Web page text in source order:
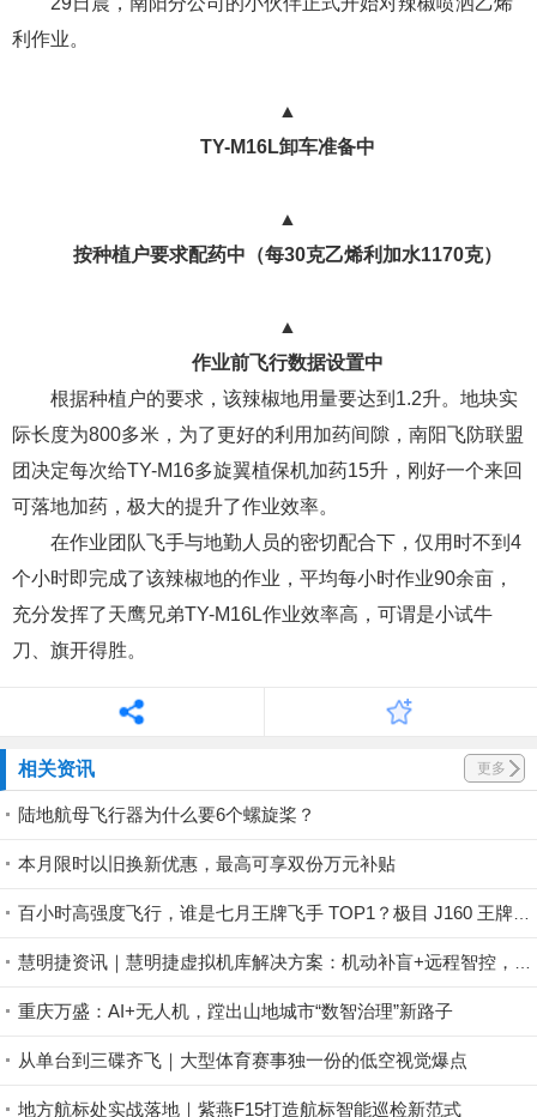
利作业。
▲
TY-M16L卸车准备中
▲
按种植户要求配药中（每30克乙烯利加水1170克）
▲
作业前飞行数据设置中
根据种植户的要求，该辣椒地用量要达到1.2升。地块实
际长度为800多米，为了更好的利用加药间隙，南阳飞防联盟
团决定每次给TY-M16多旋翼植保机加药15升，刚好一个来回
可落地加药，极大的提升了作业效率。
在作业团队飞手与地勤人员的密切配合下，仅用时不到4
个小时即完成了该辣椒地的作业，平均每小时作业90余亩，
充分发挥了天鹰兄弟TY-M16L作业效率高，可谓是小试牛
刀、旗开得胜。
相关资讯 更多
陆地航母飞行器为什么要6个螺旋桨？
本月限时以旧换新优惠，最高可享双份万元补贴
重庆万盛：AI+无人机，蹚出山地城市“数智治理”新路子
从单台到三碟齐飞｜大型体育赛事独一份的低空视觉爆点
地方航标处实战落地｜紫燕F15打造航标智能巡检新范式